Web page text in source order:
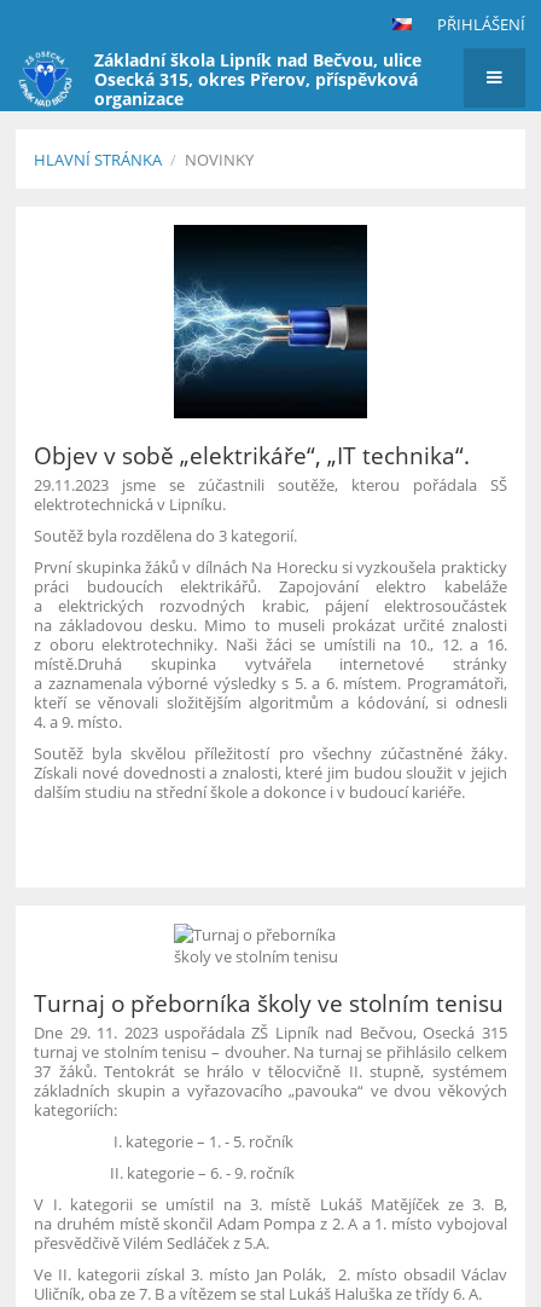
PŘIHLÁŠENÍ
Základní škola Lipník nad Bečvou, ulice
Osecká 315, okres Přerov, příspěvková
organizace
HLAVNÍ STRÁNKA / NOVINKY
Objev v sobě „elektrikáře“, „IT technika“.
29.11.2023 jsme se zúčastnili soutěže, kterou pořádala SŠ
elektrotechnická v Lipníku.
Soutěž byla rozdělena do 3 kategorií.
První skupinka žáků v dílnách Na Horecku si vyzkoušela prakticky
práci budoucích elektrikářů. Zapojování elektro kabeláže
a elektrických rozvodných krabic, pájení elektrosoučástek
na základovou desku. Mimo to museli prokázat určité znalosti
z oboru elektrotechniky. Naši žáci se umístili na 10., 12. a 16.
místě.Druhá skupinka vytvářela internetové stránky
a zaznamenala výborné výsledky s 5. a 6. místem. Programátoři,
kteří se věnovali složitějším algoritmům a kódování, si odnesli
4. a 9. místo.
Soutěž byla skvělou příležitostí pro všechny zúčastněné žáky.
Získali nové dovednosti a znalosti, které jim budou sloužit v jejich
dalším studiu na střední škole a dokonce i v budoucí kariéře.
Turnaj o přeborníka školy ve stolním tenisu
Dne 29. 11. 2023 uspořádala ZŠ Lipník nad Bečvou, Osecká 315
turnaj ve stolním tenisu – dvouher. Na turnaj se přihlásilo celkem
37 žáků. Tentokrát se hrálo v tělocvičně II. stupně, systémem
základních skupin a vyřazovacího „pavouka“ ve dvou věkových
kategoriích:
I. kategorie – 1. - 5. ročník
II. kategorie – 6. - 9. ročník
V I. kategorii se umístil na 3. místě Lukáš Matějíček ze 3. B,
na druhém místě skončil Adam Pompa z 2. A a 1. místo vybojoval
přesvědčivě Vilém Sedláček z 5.A.
Ve II. kategorii získal 3. místo Jan Polák, 2. místo obsadil Václav
Uličník, oba ze 7. B a vítězem se stal Lukáš Haluška ze třídy 6. A.